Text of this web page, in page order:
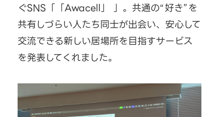
ぐSNS「「Awacell」 」。共通の“好き”を
共有しづらい人たち同士が出会い、安心して
交流できる新しい居場所を目指すサービス
を発表してくれました。